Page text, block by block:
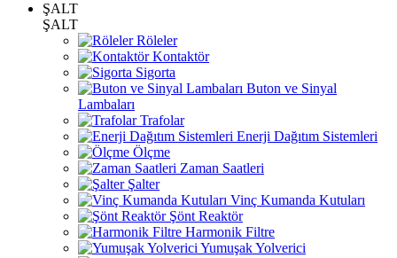
ŞALT
ŞALT
Röleler
Kontaktör
Sigorta
Buton ve Sinyal
Lambaları
Trafolar
Enerji Dağıtım Sistemleri
Ölçme
Zaman Saatleri
Şalter
Vinç Kumanda Kutuları
Şönt Reaktör
Harmonik Filtre
Yumuşak Yolverici